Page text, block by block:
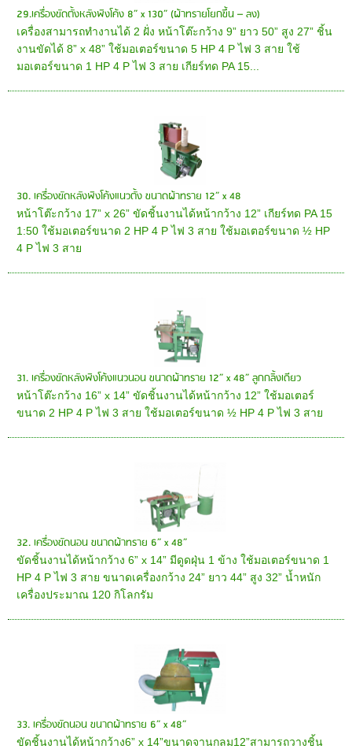
29.เครื่องขัดตั้งหลังพิงโค้ง 8” x 130” (ผ้าทรายโยกขึ้น – ลง)
เครื่องสามารถทำงานได้ 2 ฝั่ง หน้าโต๊ะกว้าง 9” ยาว 50” สูง 27” ชิ้น
งานขัดได้ 8” x 48” ใช้มอเตอร์ขนาด 5 HP 4 P ไฟ 3 สาย ใช้
มอเตอร์ขนาด 1 HP 4 P ไฟ 3 สาย เกียร์ทด PA 15...
30. เครื่องขัดหลังพิงโค้งแนวตั้ง ขนาดผ้าทราย 12” x 48
หน้าโต๊ะกว้าง 17” x 26” ขัดชิ้นงานได้หน้ากว้าง 12” เกียร์ทด PA 15
1:50 ใช้มอเตอร์ขนาด 2 HP 4 P ไฟ 3 สาย ใช้มอเตอร์ขนาด ½ HP
4 P ไฟ 3 สาย
31. เครื่องขัดหลังพิงโค้งแนวนอน ขนาดผ้าทราย 12” x 48” ลูกกลิ้งเดียว
หน้าโต๊ะกว้าง 16” x 14” ขัดชิ้นงานได้หน้ากว้าง 12” ใช้มอเตอร์
ขนาด 2 HP 4 P ไฟ 3 สาย ใช้มอเตอร์ขนาด ½ HP 4 P ไฟ 3 สาย
32. เครื่องขัดนอน ขนาดผ้าทราย 6” x 48”
ขัดชิ้นงานได้หน้ากว้าง 6” x 14” มีดูดฝุ่น 1 ข้าง ใช้มอเตอร์ขนาด 1
HP 4 P ไฟ 3 สาย ขนาดเครื่องกว้าง 24” ยาว 44” สูง 32” น้ำหนัก
เครื่องประมาณ 120 กิโลกรัม
33. เครื่องขัดนอน ขนาดผ้าทราย 6” x 48”
ขัดชิ้นงานได้หน้ากว้าง6” x 14”ขนาดจานกลม12”สามารถวางชิ้น